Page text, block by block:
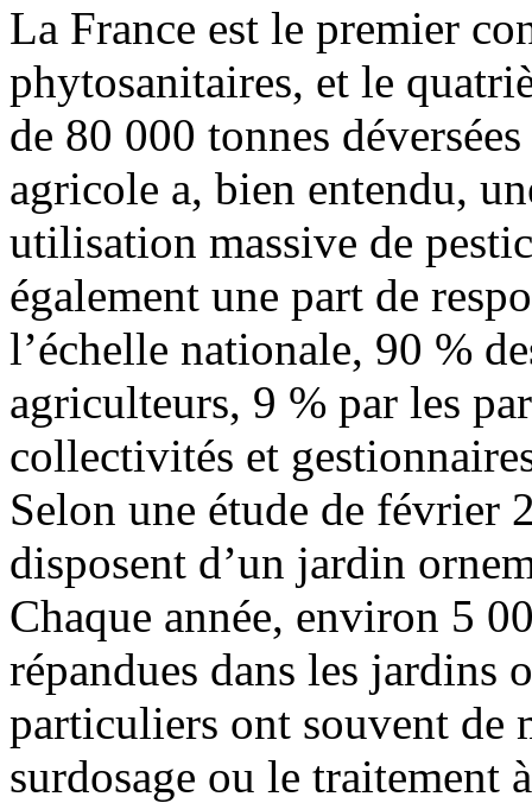
La France est le premier
phytosanitaires, et le
de 80 000 tonnes
agricole a, bien entendu,
utilisation massive de
également une part de
l’échelle nationale, 90 %
agriculteurs, 9 % par les
collectivités et
Selon une étude de février
disposent d’un jardin
Chaque année, environ 5
répandues dans les jardins
particuliers ont souvent de
surdosage ou le traitement